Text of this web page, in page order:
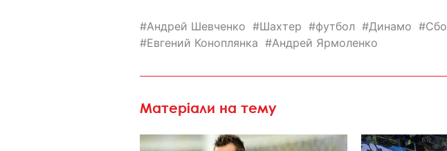
Андрей Шевченко Шахтер футбол Динамо
Евгений Коноплянка
Андрей Ярмоленко
Матеріали на тему